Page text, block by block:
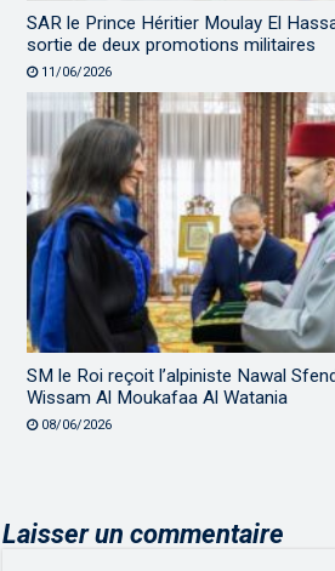
SAR le Prince Héritier Moulay El
sortie de deux promotions militaires
11/06/2026
SM le Roi reçoit l’alpiniste Nawal
Wissam Al Moukafaa Al Watania
08/06/2026
Laisser un commentaire